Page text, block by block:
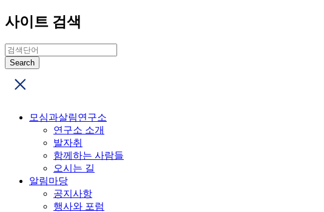
사이트 검색
모심과살림연구소
연구소 소개
발자취
함께하는 사람들
오시는 길
알림마당
공지사항
행사와 포럼